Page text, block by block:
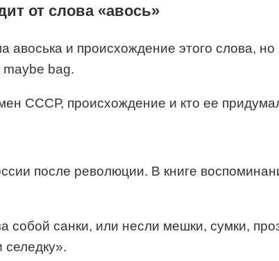
от слова «авось»
и происхождение этого слова,
maybe bag.
после революции. В книге
санки, или несли мешки, сумки,